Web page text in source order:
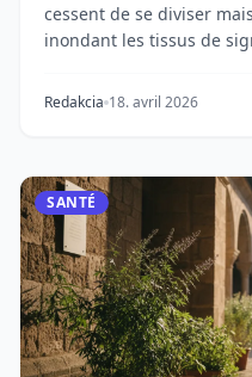
cessent de se diviser
inondant les tissus de
Redakcia 18. avril 2026
SANTÉ